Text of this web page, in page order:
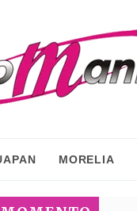
MORELIA